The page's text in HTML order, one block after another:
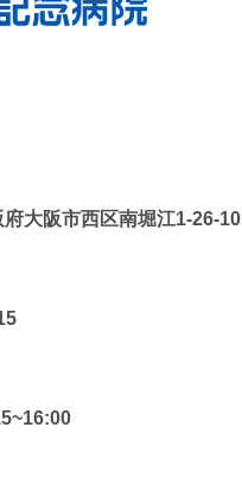
府大阪市西区南堀江1-26-10